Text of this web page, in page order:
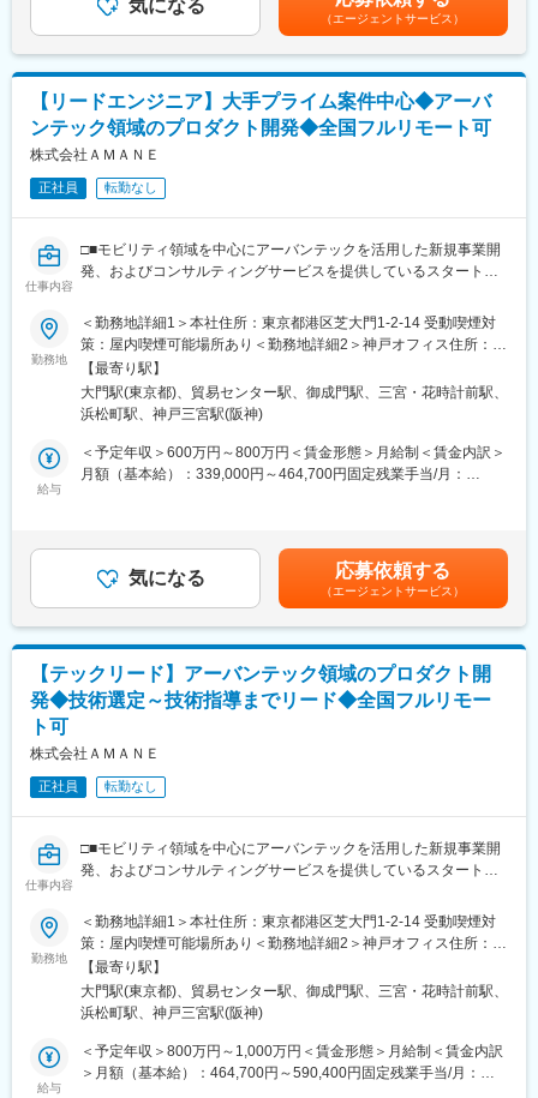
ドしています。平均年齢は約35歳で、「世界一のヘルスケアカン
パニーを創る」というビジョンのもと、医療と経営の両面から地
変更の範囲：会社の定める業務
3．顧客の課題/ニーズを具体的なシステム要件や業務要件に落と
し込む
4．課題/ニーズに応えるためのデータ分析手法を設計し、データ
サイエンティストと協力してデータ分析を進める
5．顧客の現在の業務プロセス、またセキュリティ/ガバナンス/コ
ンプライアンスなど考慮すべき点をシステム要件や業務要件に反
6．開発進捗や品質の管理、テスト計画の策定～実施
7．PL/PMの指示にもとづき開発/運用フェーズの課題抽出/改善施
■入社後の流れ：
まずは当社のデータ分析研修を受講いただき、当社ならではの方
法論やSQLの記法等を身につけていただきます。その後は、プロ
グラミングやテストなどの実務を通じてテクニカルスキルを磨き
ナリティクスとつながるデータ構造の検討」といった、三位一体
の視点ももったエンジニアを目指していただきたいと思っていま
自身の適性や希望に応じた多様なキャリアパスがございます。た
とえばビジネス領域でコンサルタントやビジネスプロデューサー
を目指す、アナリティクスチームで分析基盤をデザインしていく
など、ご自身の興味関心ある分野でプロフェッショナルを目指す
ことが可能です。
変更の範囲：会社の定める業務
タイムプロモーションという評価制度があり、毎月昇給の機会が
あります。一般的な半年または1年に1度の機会を待たずとも実績
が給与に反映されるため、過去には入社2ヶ月で給与UPを叶えた
社員もおります。賃金はあくまでも目安の金額であり、選考を通
じて上下する可能性があります。月給(月額)は固定手当を含めた表
記です。
気になる
（エージェントサービス）
【リードエンジニア】大手プライム案件中心◆アーバ
ンテック領域のプロダクト開発◆全国フルリモート可
株式会社ＡＭＡＮＥ
正社員 転勤なし
仕事内容
□■モビリティ領域を中心にアーバンテックを活用した新規事業開
発、およびコンサルティングサービスを提供しているスタートア
◎大型・新規事業に携わることができる
◎クライアント伴走支援に携わることができる
■業務概要：
当社のさらなる成長を、事業開発の面から推進していただきま
す。
アーバンテックを活用した幅広い新規事業の企画、開発、顧客候
交通事業者や自動車業界関連のクライアントに対し、システム構
築の要件定義・プロジェクト進行管理を含めたシステム導入支援
◇システム導入プロセスの設計およびプロジェクト管理
◇導入後の運用支援とフィードバックに対する改善
リーダーとして、マネージャーやエンジニアとコミュニケーショ
ドいただくポジションです。
交通事業者や自動車業界関連の企業を中心に、自治体やインフラ
企業等、幅広いクライアントとかかわります。
■プロジェクト例：
・モビリティハブの運営・回遊性向上など、モビリティにかかわ
る自社サービス開発
・EVの車両データ管理システムの企画～提供（e-mobilog）
・位置情報を使用した次世代水素プラントの配送効率化システム
開発
勤務地
＜勤務地詳細1＞本社住所：東京都港区芝大門1-2-14 受動喫煙対
策：屋内喫煙可能場所あり＜勤務地詳細2＞神戸オフィス住所：兵
庫県神戸市中央区磯辺通3-1-2 受動喫煙対策：屋内喫煙可能場所あ
り変更の範囲：会社の定める事業所（リモートワーク含む）
【最寄り駅】
大門駅(東京都)、貿易センター駅、御成門駅、三宮・花時計前駅、
浜松町駅、神戸三宮駅(阪神)
給与
＜予定年収＞600万円～800万円＜賃金形態＞月給制＜賃金内訳＞
月額（基本給）：339,000円～464,700円固定残業手当/月：
経験・スキル等を考慮した上で決定いたします。■昇給：年1回／
人事評価制度による■決算賞与：業績による■その他寸志などあり
賃金はあくまでも目安の金額であり、選考を通じて上下する可能
性があります。月給(月額)は固定手当を含めた表記です。
気になる 応募依頼する
（エージェントサービス）
【テックリード】アーバンテック領域のプロダクト開
発◆技術選定～技術指導までリード◆全国フルリモー
ト可
株式会社ＡＭＡＮＥ
正社員 転勤なし
仕事内容
□■モビリティ領域を中心にアーバンテックを活用した新規事業開
発、およびコンサルティングサービスを提供しているスタートア
◎大型・新規事業に携わることができる
◎クライアントと共にサービスモデルを検討し、システム開発に
取り組むテックリード
■業務概要：
当社のさらなる成長を、事業開発の面から推進していただきま
す。
勤務地
＜勤務地詳細1＞本社住所：東京都港区芝大門1-2-14 受動喫煙対
策：屋内喫煙可能場所あり＜勤務地詳細2＞神戸オフィス住所：兵
庫県神戸市中央区磯辺通3-1-2 受動喫煙対策：屋内喫煙可能場所あ
り変更の範囲：会社の定める事業所（リモートワーク含む）
【最寄り駅】
大門駅(東京都)、貿易センター駅、御成門駅、三宮・花時計前駅、
浜松町駅、神戸三宮駅(阪神)
給与
＜予定年収＞800万円～1,000万円＜賃金形態＞月給制＜賃金内訳
＞月額（基本給）：464,700円～590,400円固定残業手当/月：